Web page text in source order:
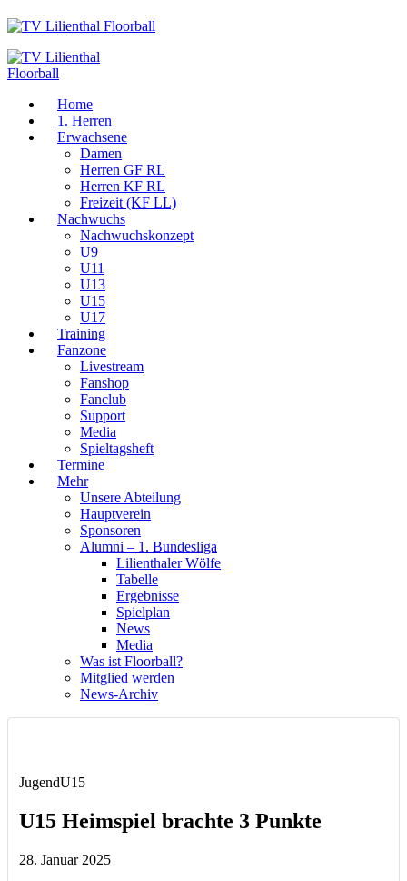
Home
1. Herren
Erwachsene
Damen
Herren GF RL
Herren KF RL
Freizeit (KF LL)
Nachwuchs
Nachwuchskonzept
U9
U11
U13
U15
U17
Training
Fanzone
Livestream
Fanshop
Fanclub
Support
Media
Spieltagsheft
Termine
Mehr
Unsere Abteilung
Hauptverein
Sponsoren
Alumni – 1. Bundesliga
Lilienthaler Wölfe
Tabelle
Ergebnisse
Spielplan
News
Media
Was ist Floorball?
Mitglied werden
News-Archiv
JugendU15
U15 Heimspiel brachte 3 Punkte
28. Januar 2025